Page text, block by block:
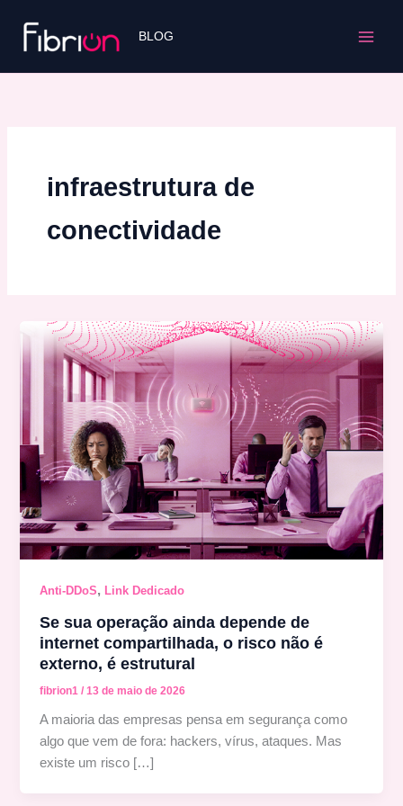
conteúdo
BLOG
infraestrutura de
conectividade
Anti-DDoS, Link Dedicado
Se sua operação ainda depende de
internet compartilhada, o risco não é
externo, é estrutural
fibrion1/13 de maio de 2026
A maioria das empresas pensa em segurança como
algo que vem de fora: hackers, vírus, ataques. Mas
existe um risco […]